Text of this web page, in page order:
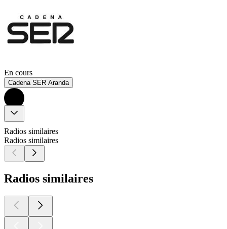
En cours
Cadena SER Aranda
Radios similaires
Radios similaires
Radios similaires